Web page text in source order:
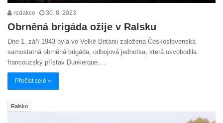
redakce 30. 8. 2023
Obrněná brigáda ožije v Ralsku
Dne 1. září 1943 byla ve Velké Británii založena Československá
samostatná obrněná brigáda, odbojová jednotka, která osvobodila
francouzský přístav Dunkerque.…
Přečíst celé »
Ralsko